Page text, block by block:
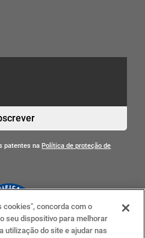
patentes na Política de proteção de
cookies", concorda com o
seu dispositivo para melhorar
utilização do site e ajudar nas